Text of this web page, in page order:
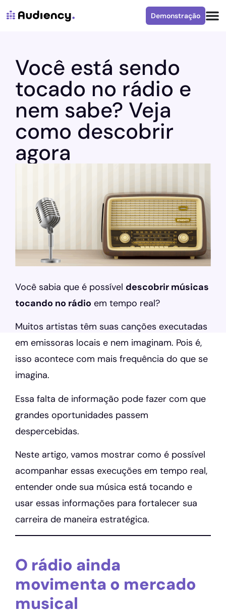
Demonstração
Você está sendo
tocado no rádio e
nem sabe? Veja
como descobrir
agora
Você sabia que é possível descobrir músicas
tocando no rádio em tempo real?
Muitos artistas têm suas canções executadas
em emissoras locais e nem imaginam. Pois é,
isso acontece com mais frequência do que se
imagina.
Essa falta de informação pode fazer com que
grandes oportunidades passem
despercebidas.
Neste artigo, vamos mostrar como é possível
acompanhar essas execuções em tempo real,
entender onde sua música está tocando e
usar essas informações para fortalecer sua
carreira de maneira estratégica.
O rádio ainda
movimenta o mercado
musical